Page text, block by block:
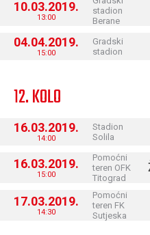
10.03.2019.
13:00
stadion
Berane
04.04.2019.
15:00
Gradski
stadion
12. KOLO
16.03.2019.
14:00
Stadion
Solila
16.03.2019.
15:00
Pomoćni
teren OFK
Titograd
17.03.2019.
14:30
Pomoćni
teren FK
Sutjeska